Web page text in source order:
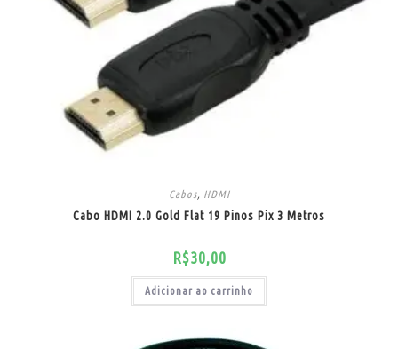
Cabos, HDMI
Cabo HDMI 2.0 Gold Flat 19 Pinos Pix 3 Metros
R$30,00
Adicionar ao carrinho